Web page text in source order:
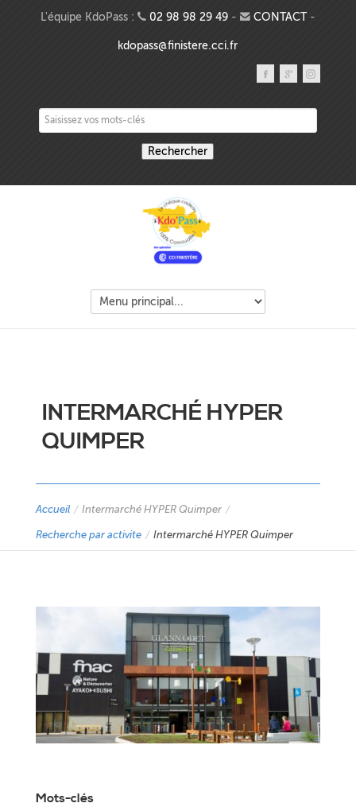
Aller au contenu principal
L'équipe KdoPass : 02 98 98 29 49- CONTACT-
kdopass@finistere.cci.fr
Saisissez vos mots-clés
INTERMARCHÉ HYPER
QUIMPER
Accueil / Intermarché HYPER Quimper /
Recherche par activite / Intermarché HYPER Quimper
Mots-clés